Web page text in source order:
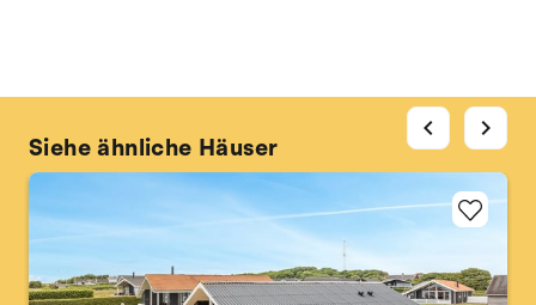
Siehe ähnliche Häuser
chevron_left chevron_right